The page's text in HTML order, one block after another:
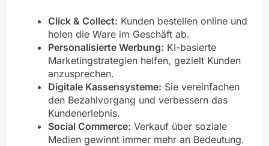
Click & Collect: Kunden bestellen online und
holen die Ware im Geschäft ab.
Personalisierte Werbung: KI-basierte
Marketingstrategien helfen, gezielt Kunden
anzusprechen.
Digitale Kassensysteme: Sie vereinfachen
den Bezahlvorgang und verbessern das
Kundenerlebnis.
Social Commerce: Verkauf über soziale
Medien gewinnt immer mehr an Bedeutung.